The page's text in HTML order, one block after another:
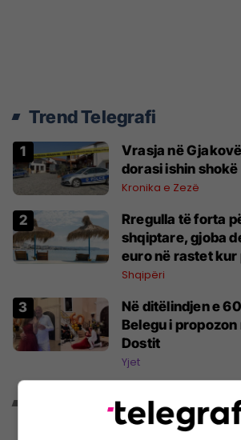
Trend Telegrafi
Vrasja në
dorasi ishin shokë
Kronika e Zezë
Rregulla të forta
shqiptare, gjoba
euro në rastet
Shqipëri
Në ditëlindjen e
Belegu i
Dostit
Yjet